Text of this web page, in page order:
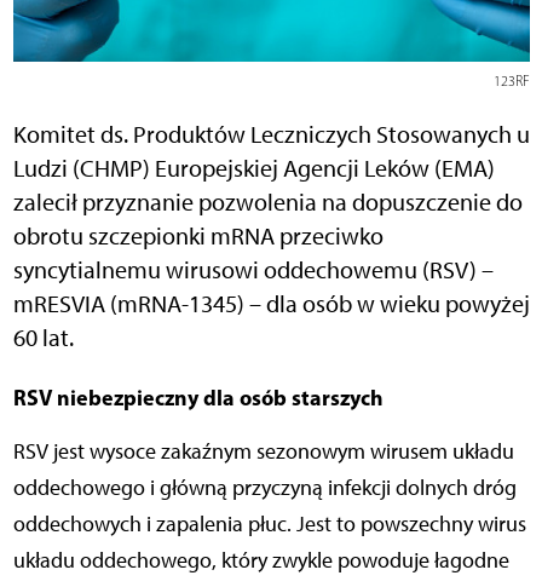
123RF
Komitet ds. Produktów Leczniczych Stosowanych u
Ludzi (CHMP) Europejskiej Agencji Leków (EMA)
zalecił przyznanie pozwolenia na dopuszczenie do
obrotu szczepionki mRNA przeciwko
syncytialnemu wirusowi oddechowemu (RSV) –
mRESVIA (mRNA-1345) – dla osób w wieku powyżej
60 lat.
RSV niebezpieczny dla osób starszych
RSV jest wysoce zakaźnym sezonowym wirusem układu
oddechowego i główną przyczyną infekcji dolnych dróg
oddechowych i zapalenia płuc. Jest to powszechny wirus
układu oddechowego, który zwykle powoduje łagodne